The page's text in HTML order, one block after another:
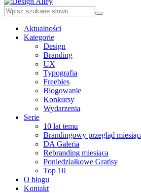
Aktualności
Kategorie
Design
Branding
UX
Typografia
Freebies
Blogowanie
Konkursy
Wydarzenia
Serie
10 lat temu
Brandingowy przegląd
DA Galeria
Rebranding miesiąca
Poniedziałkowe Gratisy
Top 10
O blogu
Kontakt